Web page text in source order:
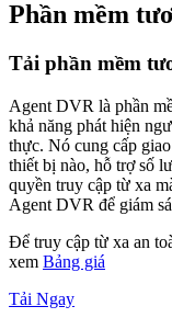
Phần mềm
Tải phần mềm
Agent DVR là phần
khả năng phát hiện
thực. Nó cung cấp
thiết bị nào, hỗ trợ số
quyền truy cập từ xa
Agent DVR để giám
Để truy cập từ xa an
xem Bảng giá
Tải Ngay